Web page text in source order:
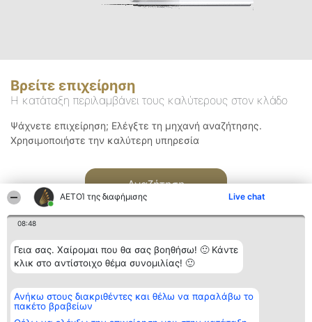
ΑΕΤΟΊ της διαφήμισης Live chat
08:48
Γεια σας. Χαίρομαι που θα σας βοηθήσω! 🙂 Κάντε
κλικ στο αντίστοιχο θέμα συνομιλίας! 🙂
Ανήκω στους διακριθέντες και θέλω να παραλάβω το
πακέτο βραβείων
Βρείτε επιχείρηση
Η κατάταξη περιλαμβάνει τους καλύτερους στον κλάδο
Ψάχνετε επιχείρηση; Ελέγξτε τη μηχανή αναζήτησης.
Χρησιμοποιήστε την καλύτερη υπηρεσία
Αναζήτηση
Διοργανωτής της
κατάταξης
BEAUTIFUL COMPANY
Κατάταξη
Διακριθέντες
των
Επικοινωνία
Επικοινωνία